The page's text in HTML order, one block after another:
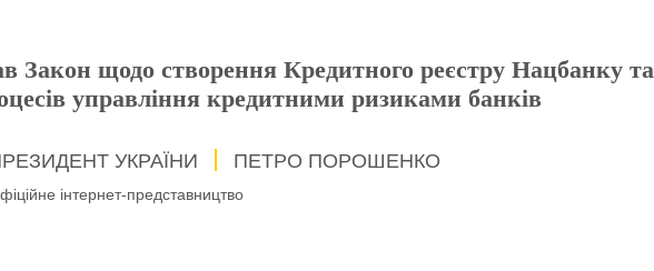
Закон щодо створення Кредитного реєстру Нацбанку та
управління кредитними ризиками банків
УКРАЇНИ ПЕТРО ПОРОШЕНКО
інтернет-представництво